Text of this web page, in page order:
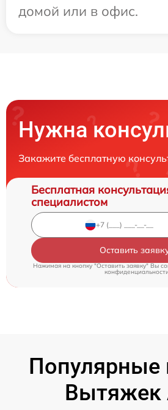
домой или в офис.
Нужна
Закажите бесплатную
Бесплатная
специалистом
Оставить
Нажимая на кнопку "Оставить заявку" Вы
конфиденциальности
Популярные
Вытяжек